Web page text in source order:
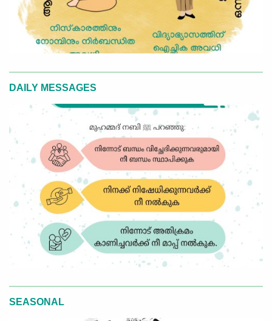
DAILY MESSAGES
SEASONAL